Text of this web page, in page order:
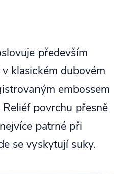
především
klasickém dubovém
embossem
povrchu přesně
patrné při
se vyskytují suky.